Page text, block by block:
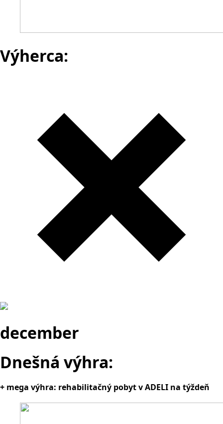
Výherca:
december
Dnešná výhra:
+ mega výhra: rehabilitačný pobyt v ADELI na týždeň